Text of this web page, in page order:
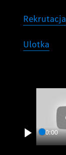
Rekrutacja
Ulotka
Play
00:00